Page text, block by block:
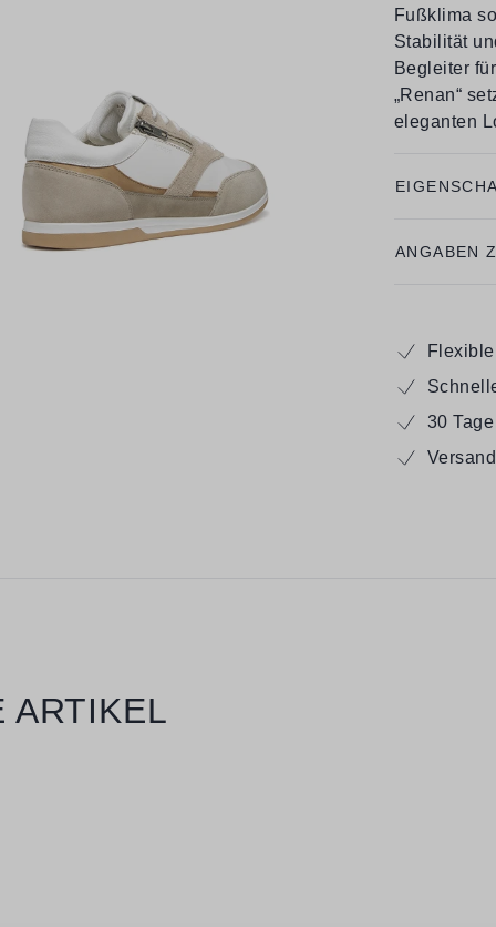
Fußklima
Stabilität
Begleiter
„Renan“
eleganten
ANGABEN
30
ARTIKEL